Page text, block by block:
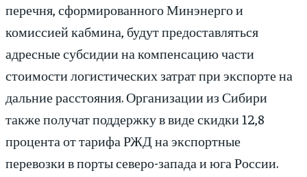
перечня, сформированного Минэнерго и
комиссией кабмина, будут предоставляться
адресные субсидии на компенсацию части
стоимости логистических затрат при экспорте на
дальние расстояния. Организации из Сибири
также получат поддержку в виде скидки 12,8
процента от тарифа РЖД на экспортные
перевозки в порты северо-запада и юга России.